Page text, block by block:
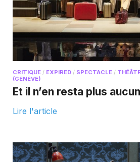
CRITIQUE / EXPIRED / SPECTACLE /
(GENÈVE)
Et il n’en resta plus aucun
Lire l'article